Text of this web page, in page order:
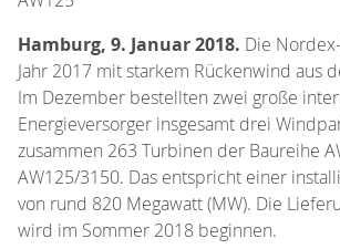
Hamburg, 9. Januar 2018. Die
Jahr 2017 mit starkem Rückenwind aus
Im Dezember bestellten zwei große
Energieversorger insgesamt drei
zusammen 263 Turbinen der Baureihe
AW125/3150. Das entspricht einer
von rund 820 Megawatt (MW). Die
wird im Sommer 2018 beginnen.